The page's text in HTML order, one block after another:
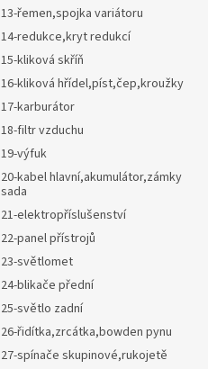
13-řemen,spojka variátoru
14-redukce,kryt redukcí
15-kliková skříň
16-kliková hřídel,píst,čep,kroužky
17-karburátor
18-filtr vzduchu
19-výfuk
20-kabel hlavní,akumulátor,zámky
sada
21-elektropříslušenství
22-panel přístrojů
23-světlomet
24-blikače přední
25-světlo zadní
26-řidítka,zrcátka,bowden pynu
27-spínače skupinové,rukojetě